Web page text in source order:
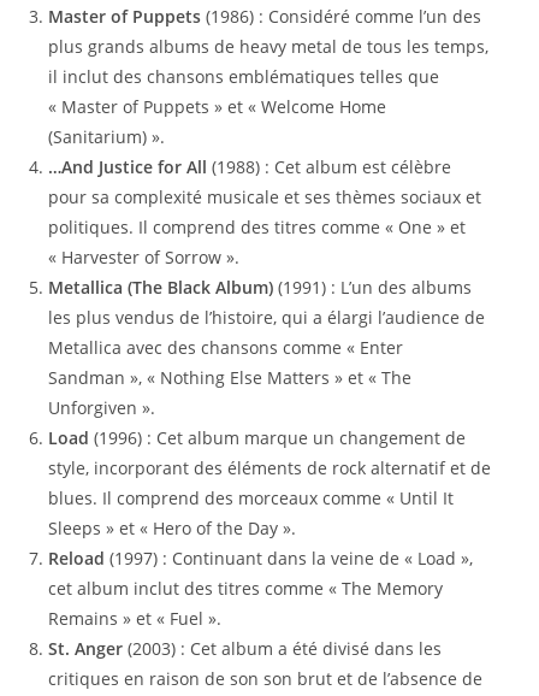
Master of Puppets (1986) : Considéré comme l’un des
plus grands albums de heavy metal de tous les temps,
il inclut des chansons emblématiques telles que
« Master of Puppets » et « Welcome Home
(Sanitarium) ».
…And Justice for All (1988) : Cet album est célèbre
pour sa complexité musicale et ses thèmes sociaux et
politiques. Il comprend des titres comme « One » et
« Harvester of Sorrow ».
Metallica (The Black Album) (1991) : L’un des albums
les plus vendus de l’histoire, qui a élargi l’audience de
Metallica avec des chansons comme « Enter
Sandman », « Nothing Else Matters » et « The
Unforgiven ».
Load (1996) : Cet album marque un changement de
style, incorporant des éléments de rock alternatif et de
blues. Il comprend des morceaux comme « Until It
Sleeps » et « Hero of the Day ».
Reload (1997) : Continuant dans la veine de « Load »,
cet album inclut des titres comme « The Memory
Remains » et « Fuel ».
St. Anger (2003) : Cet album a été divisé dans les
critiques en raison de son son brut et de l’absence de